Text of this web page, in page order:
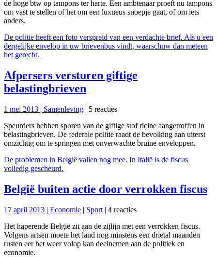
de hoge btw op tampons ter harte. Een ambtenaar proeft nu tampons
om vast te stellen of het om een luxueus snoepje gaat, of om iets
anders.
De politie heeft een foto verspreid van een verdachte brief. Als u een
dergelijke envelop in uw brievenbus vindt, waarschuw dan meteen
het gerecht.
Afpersers versturen giftige
belastingbrieven
1 mei 2013 | Samenleving | 5 reacties
Speurders hebben sporen van de giftige stof ricine aangetroffen in
belastingbrieven. De federale politie raadt de bevolking aan uiterst
omzichtig om te springen met onverwachte bruine enveloppen.
De problemen in België vallen nog mee. In Italië is de fiscus
volledig gescheurd.
België buiten actie door verrokken fiscus
17 april 2013 | Economie | Sport | 4 reacties
Het haperende België zit aan de zijlijn met een verrokken fiscus.
Volgens artsen moete het land nog minstens een drietal maanden
rusten eer het weer volop kan deelnemen aan de politiek en
economie.